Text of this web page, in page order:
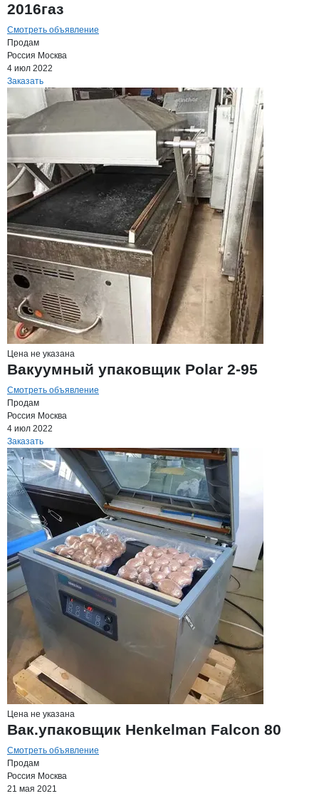
2016газ
Смотреть объявление
Продам
Россия Москва
4 июл 2022
Заказать
Цена не указана
Вакуумный упаковщик Polar 2-95
Смотреть объявление
Продам
Россия Москва
4 июл 2022
Заказать
Цена не указана
Вак.упаковщик Henkelman Falcon 80
Смотреть объявление
Продам
Россия Москва
21 мая 2021